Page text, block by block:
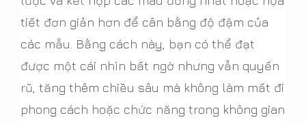
tiết đơn giản hơn để cân bằng độ đậm của
các mẫu. Bằng cách này, bạn có thể đạt
được một cái nhìn bất ngờ nhưng vẫn quyến
rũ, tăng thêm chiều sâu mà không làm mất đi
phong cách hoặc chức năng trong không gian